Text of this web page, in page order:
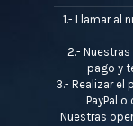
1.- Llamar al
2.-
pago y
3.- Realizar el
PayPal
Nuestras